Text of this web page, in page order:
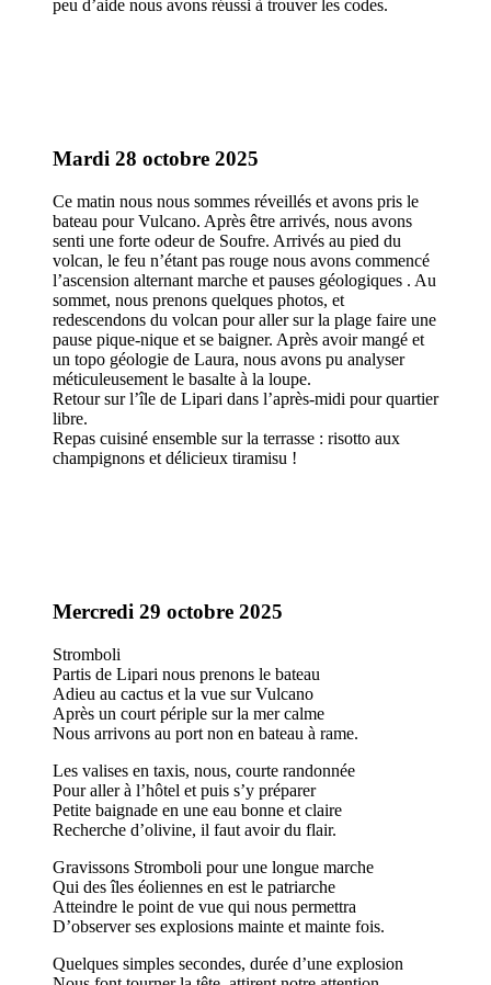
peu d’aide nous avons réussi à trouver les codes.
Mardi 28 octobre 2025
Ce matin nous nous sommes réveillés et avons pris le
bateau pour Vulcano. Après être arrivés, nous avons
senti une forte odeur de Soufre. Arrivés au pied du
volcan, le feu n’étant pas rouge nous avons commencé
l’ascension alternant marche et pauses géologiques . Au
sommet, nous prenons quelques photos, et
redescendons du volcan pour aller sur la plage faire une
pause pique-nique et se baigner. Après avoir mangé et
un topo géologie de Laura, nous avons pu analyser
méticuleusement le basalte à la loupe.
Retour sur l’île de Lipari dans l’après-midi pour quartier
libre.
Repas cuisiné ensemble sur la terrasse : risotto aux
champignons et délicieux tiramisu !
Mercredi 29 octobre 2025
Stromboli
Partis de Lipari nous prenons le bateau
Adieu au cactus et la vue sur Vulcano
Après un court périple sur la mer calme
Nous arrivons au port non en bateau à rame.
Les valises en taxis, nous, courte randonnée
Pour aller à l’hôtel et puis s’y préparer
Petite baignade en une eau bonne et claire
Recherche d’olivine, il faut avoir du flair.
Gravissons Stromboli pour une longue marche
Qui des îles éoliennes en est le patriarche
Atteindre le point de vue qui nous permettra
D’observer ses explosions mainte et mainte fois.
Quelques simples secondes, durée d’une explosion